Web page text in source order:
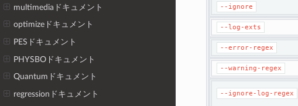
multimediaドキュメント
optimizeドキュメント
PESドキュメント
PHYSBOドキュメント
Quantumドキュメント
regressionドキュメント
--ignore
--log-exts
--error-regex
--warning-regex
--ignore-log-regex